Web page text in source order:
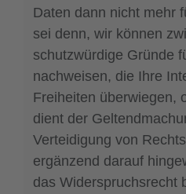
Daten dann nicht mehr
sei denn, wir können
schutzwürdige Gründe
nachweisen, die Ihre
Freiheiten überwiegen,
dient der
Verteidigung von
ergänzend darauf
das Widerspruchsrecht